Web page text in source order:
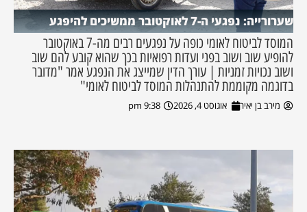
שערורייה: נפגעי ה-7 לאוקטובר ממשיכים להיפגע
המוסד לביטוח לאומי כופה על נפגעים רבים מה-7 באוקטובר
להופיע שוב ושוב בפני ועדות רפואיות בכך שהוא קובע להם שוב
ושוב נכויות זמניות | עורך הדין שמייצג את הנפגע אמר "מדובר
בדוגמה מקוממת להתנהלות המוסד לביטוח לאומי"
מירב בן יאיר אוגוסט 4, 2026 9:38 pm